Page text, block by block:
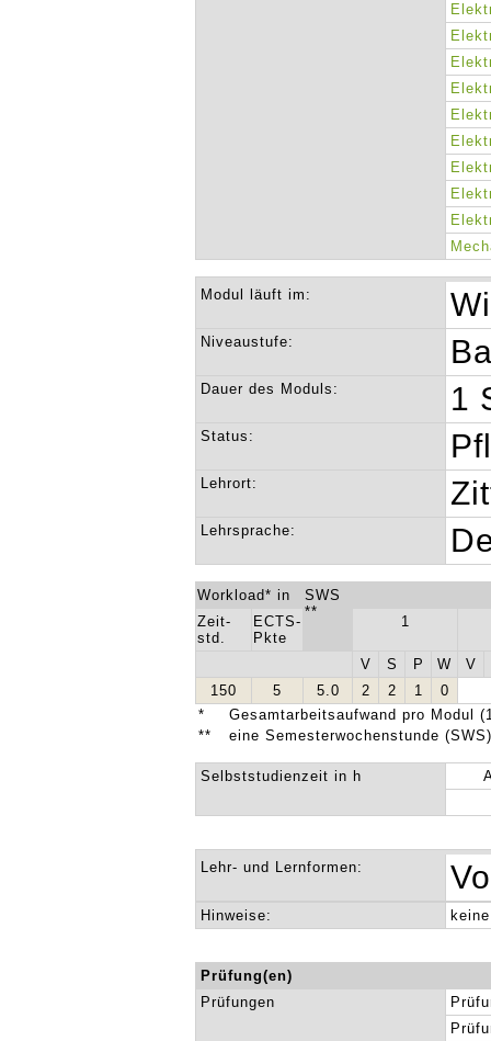
Modul läuft im:
Niveaustufe:
Dauer des Moduls: 1
Status:
Lehrort:
Lehrsprache:
Workload* in
SWS
**
Zeit-
std.
ECTS-
Pkte
1
V S P W
V
150
5 5.0 2 2 1
0
*
Gesamtarbeitsaufwand pro Modul
**
eine Semesterwochenstunde
Selbststudienzeit in h
Lehr- und Lernformen:
Hinweise: keine
Prüfung(en)
Prüfungen